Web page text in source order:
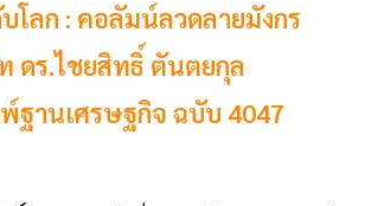
ลก : คอลัมน์ลวดลายมังกร
ดร.ไชยสิทธิ์ ตันตยกุล
ฐานเศรษฐกิจ ฉบับ 4047